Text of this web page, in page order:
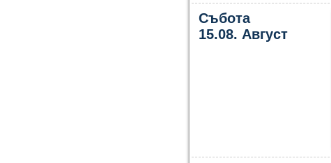
Събота
15.08. Август